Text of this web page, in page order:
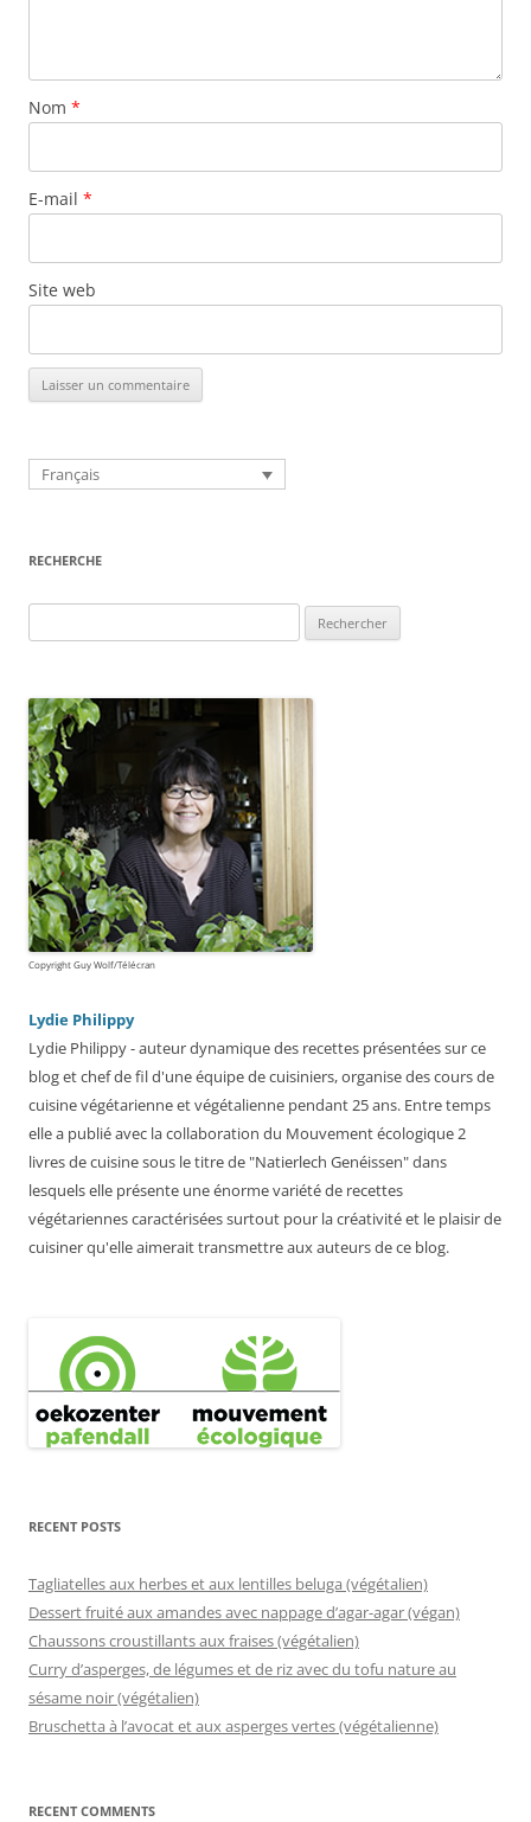
Nom *
E-mail *
Site web
Français
RECHERCHE
Copyright Guy Wolf/Télécran
Lydie Philippy
Lydie Philippy - auteur dynamique des recettes présentées sur ce
blog et chef de fil d'une équipe de cuisiniers, organise des cours de
cuisine végétarienne et végétalienne pendant 25 ans. Entre temps
elle a publié avec la collaboration du Mouvement écologique 2
livres de cuisine sous le titre de "Natierlech Genéissen" dans
lesquels elle présente une énorme variété de recettes
végétariennes caractérisées surtout pour la créativité et le plaisir de
cuisiner qu'elle aimerait transmettre aux auteurs de ce blog.
RECENT POSTS
Tagliatelles aux herbes et aux lentilles beluga (végétalien)
Dessert fruité aux amandes avec nappage d’agar-agar (végan)
Chaussons croustillants aux fraises (végétalien)
Curry d’asperges, de légumes et de riz avec du tofu nature au
sésame noir (végétalien)
Bruschetta à l’avocat et aux asperges vertes (végétalienne)
RECENT COMMENTS